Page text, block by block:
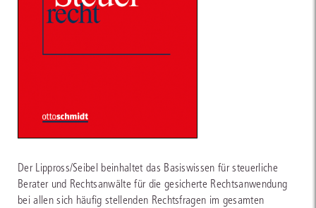
Der Lippross/Seibel beinhaltet das Basiswissen für steuerliche
Berater und Rechtsanwälte für die gesicherte Rechtsanwendung
bei allen sich häufig stellenden Rechtsfragen im gesamten